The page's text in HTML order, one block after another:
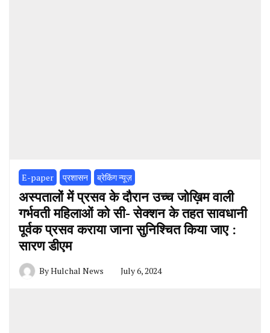
E-paper प्रशासन ब्रेकिंग न्यूज़
अस्पतालों में प्रसव के दौरान उच्च जोख़िम वाली
गर्भवती महिलाओं को सी- सेक्शन के तहत सावधानी
पूर्वक प्रसव कराया जाना सुनिश्चित किया जाए :
सारण डीएम
ByHulchal News July 6, 2024